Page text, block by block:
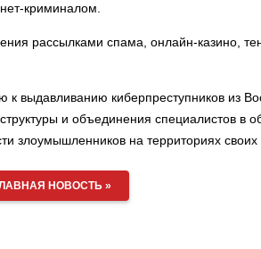
криминалом.
рассылками спама, онлайн-казино,
выдавливанию киберпреступников из
и объединения специалистов в
на территориях своих
НОВОСТЬ »